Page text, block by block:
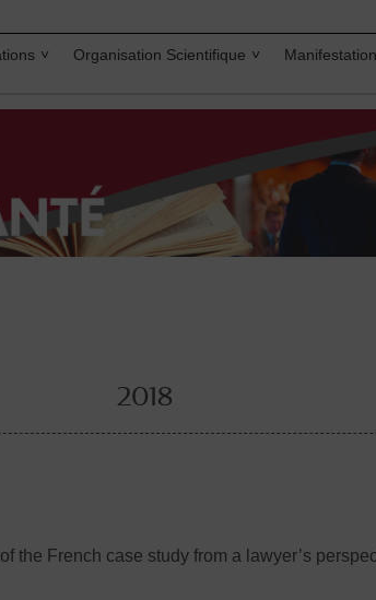
Organisation Scientifique
2018
the French case study from a lawyer’s